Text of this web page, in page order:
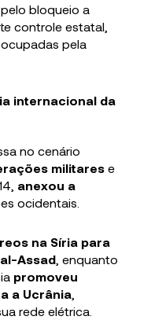
bloqueio a
controle estatal,
pela
internacional da
no cenário
militares e
anexou a
ocidentais.
na Síria para
Assad , enquanto
promoveu
a Ucrânia
rede elétrica.